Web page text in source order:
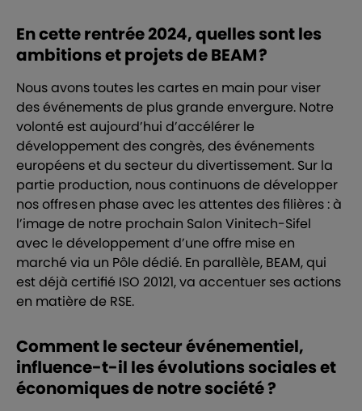
En cette rentrée 2024, quelles sont les
ambitions et projets de BEAM ?
Nous avons toutes les cartes en main pour viser
des événements de plus grande envergure. Notre
volonté est aujourd’hui d’accélérer le
développement des congrès, des événements
européens et du secteur du divertissement. Sur la
partie production, nous continuons de développer
nos offres en phase avec les attentes des filières : à
l’image de notre prochain Salon Vinitech-Sifel
avec le développement d’une offre mise en
marché via un Pôle dédié. En parallèle, BEAM, qui
est déjà certifié ISO 20121, va accentuer ses actions
en matière de RSE.
Comment le secteur événementiel,
influence-t-il les évolutions sociales et
économiques de notre société ?